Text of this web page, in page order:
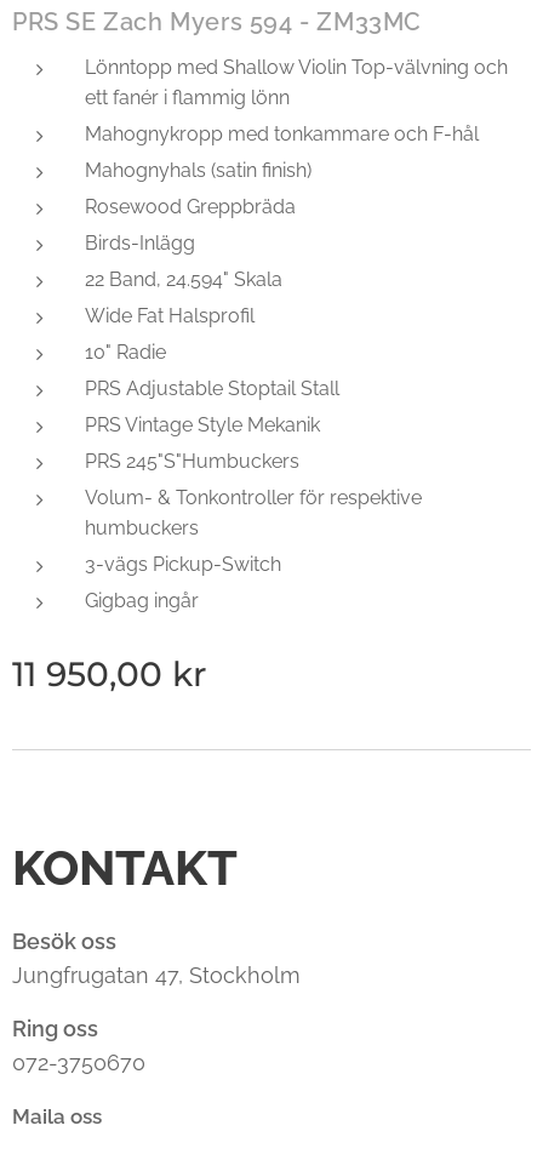
PRS SE Zach Myers 594 - ZM33MC
Lönntopp med Shallow Violin Top-välvning och
ett fanér i flammig lönn
Mahognykropp med tonkammare och F-hål
Mahognyhals (satin finish)
Rosewood Greppbräda
Birds-Inlägg
22 Band, 24.594" Skala
Wide Fat Halsprofil
10" Radie
PRS Adjustable Stoptail Stall
PRS Vintage Style Mekanik
PRS 245"S"Humbuckers
Volum- & Tonkontroller för respektive
humbuckers
3-vägs Pickup-Switch
Gigbag ingår
11 950,00 kr
KONTAKT
Besök oss
Jungfrugatan 47, Stockholm
Ring oss
072-3750670
Maila oss